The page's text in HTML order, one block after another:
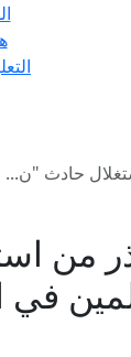
حادث "ن...
من
في